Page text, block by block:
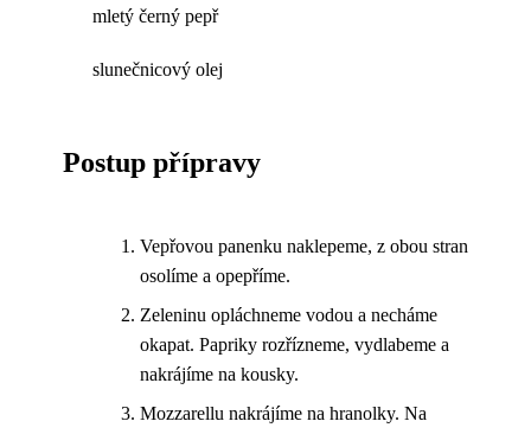
mletý černý pepř
slunečnicový olej
Postup přípravy
Vepřovou panenku naklepeme, z obou stran
osolíme a opepříme.
Zeleninu opláchneme vodou a necháme
okapat. Papriky rozřízneme, vydlabeme a
nakrájíme na kousky.
Mozzarellu nakrájíme na hranolky. Na